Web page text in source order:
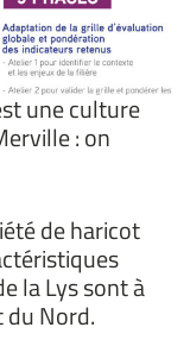
une culture
: on
de haricot
la Lys sont à
du Nord.